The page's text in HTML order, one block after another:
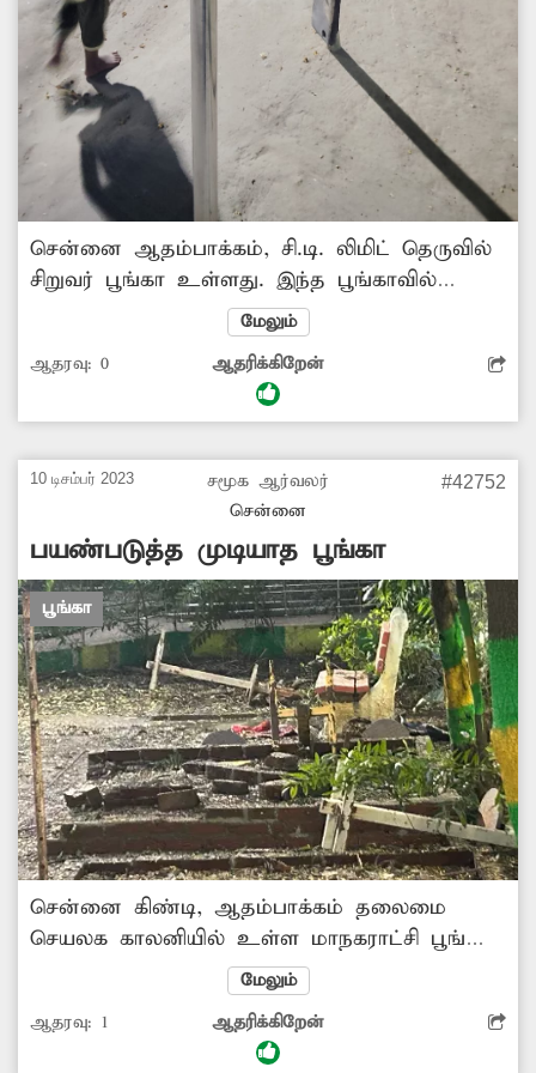
சென்னை ஆதம்பாக்கம், சி.டி. லிமிட் தெருவில்
சிறுவர் பூங்கா உள்ளது. இந்த பூங்காவில்
உள்ள ஊஞ்சல் மற்றும் சருக்கு உபகரணங்கள்
துரு பிடித்து, மோசமான நிலையில் உள்ளது.
இதனால் சிறுவர்கள் விளையாட முடியாத நிலை
உள்ளது. எனவே மாநகராட்சி அதிகாரிகள்
செய்து பயன்பாட்டுக்கு கொண்டு வர
நடவடிக்கை எடுக்க வேண்டும்.
மேலும்
ஆதரவு: 0 ஆதரிக்கிறேன்
10 டிசம்பர் 2023
சமூக ஆர்வலர்
சென்னை
#42752
பயண்படுத்த முடியாத பூங்கா
பூங்கா
சென்னை கிண்டி, ஆதம்பாக்கம் தலைமை
செயலக காலனியில் உள்ள மாநகராட்சி பூங்கா
பராமரிப்பு இல்லாமல் மிகவும் மோசமாக
உள்ளது. இதனால் பொதுமக்கள் யாரும்
பூங்காவை பயன்படுத்த முடியாத நிலையில்
உள்ளது. இதுகுறித்து பல முறை 174-வது
மேலும்
ஆதரவு: 1 ஆதரிக்கிறேன்